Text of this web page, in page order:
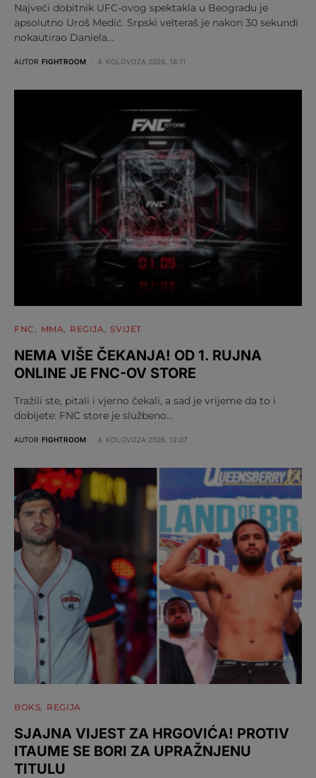
Najveći dobitnik UFC-ovog spektakla u Beogradu je
apsolutno Uroš Medić. Srpski velteraš je nakon 30 sekundi
nokautirao Daniela…
AUTOR FIGHTROOM 4. KOLOVOZA 2026. 16:11
FNC MMA REGIJA SVIJET
NEMA VIŠE ČEKANJA! OD 1. RUJNA
ONLINE JE FNC-OV STORE
Tražili ste, pitali i vjerno čekali, a sad je vrijeme da to i
dobijete: FNC store je službeno…
AUTOR FIGHTROOM 4. KOLOVOZA 2026. 12:07
BOKS REGIJA
SJAJNA VIJEST ZA HRGOVIĆA! PROTIV
ITAUME SE BORI ZA UPRAŽNJENU
TITULU